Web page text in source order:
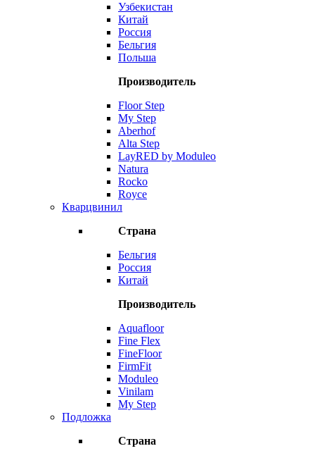
Узбекистан
Китай
Россия
Бельгия
Польша
Производитель
Floor Step
My Step
Aberhof
Alta Step
LayRED by Moduleo
Natura
Rocko
Royce
Кварцвинил
Страна
Бельгия
Россия
Китай
Производитель
Aquafloor
Fine Flex
FineFloor
FirmFit
Moduleo
Vinilam
My Step
Подложка
Страна